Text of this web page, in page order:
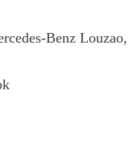
Benz